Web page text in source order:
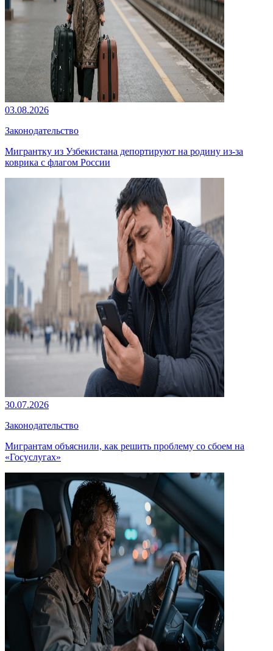
03.08.2026
Законодательство
Мигрантку из Узбекистана депортируют на родину из-за
коврика с флагом России
30.07.2026
Законодательство
Мигрантам объяснили, как решить проблему со сбоем на
«Госуслугах»